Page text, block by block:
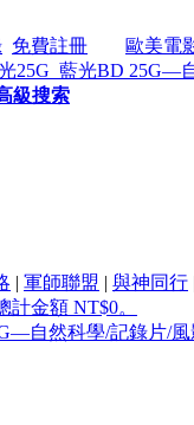
免費註冊 歐美電
級搜索
| 軍師聯盟 | 與神同行
金額 NT$0。
自然科學/記錄片/風